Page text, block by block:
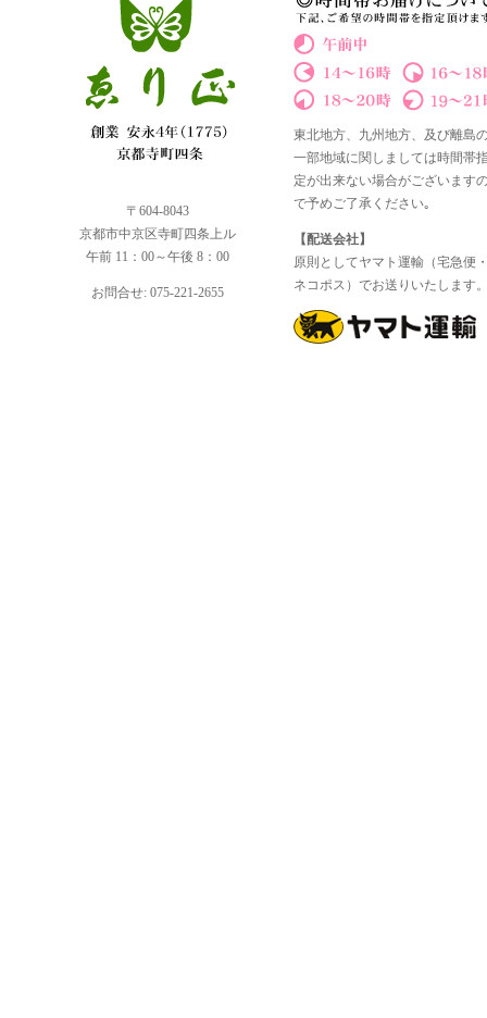
〒604-8043
京都市中京区寺町四条上ル
午前 11：00～午後 8：00
お問合せ: 075-221-2655
東北地方、九州地方、及び離島
一部地域に関しましては時間帯
定が出来ない場合がございます
で予めご了承ください｡
【配送会社】
原則としてヤマト運輸（宅急便
ネコポス）でお送りいたします